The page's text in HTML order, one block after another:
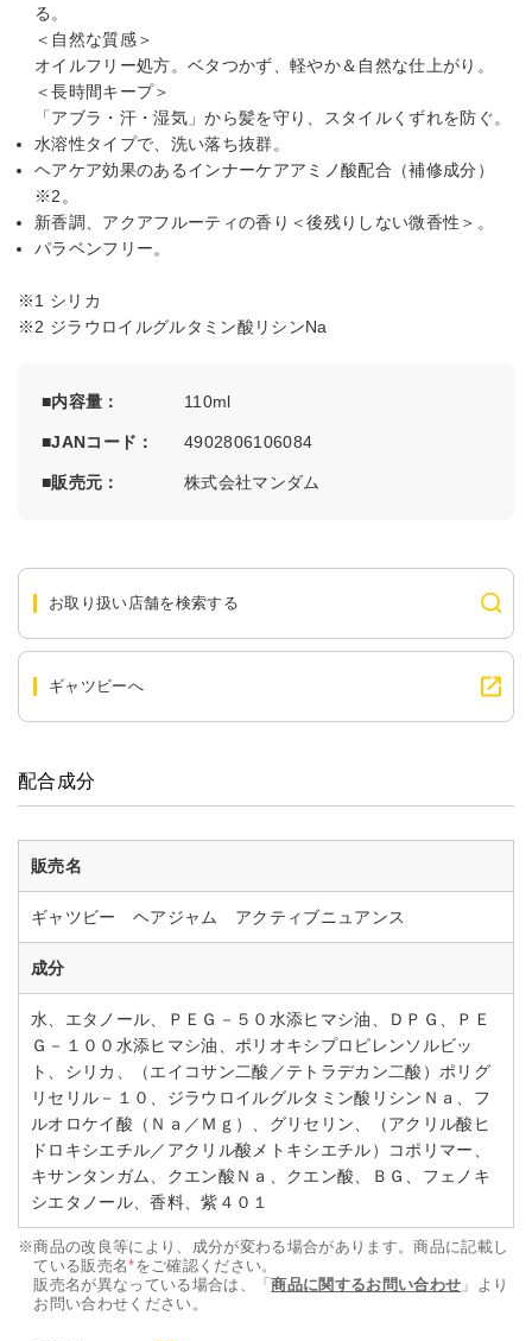
る。
＜自然な質感＞
オイルフリー処方。ベタつかず、軽やか＆自然な仕上がり。
＜長時間キープ＞
「アブラ・汗・湿気」から髪を守り、スタイルくずれを防ぐ。
水溶性タイプで、洗い落ち抜群。
ヘアケア効果のあるインナーケアアミノ酸配合（補修成分）
※2。
新香調、アクアフルーティの香り＜後残りしない微香性＞。
パラベンフリー。
※1 シリカ
※2 ジラウロイルグルタミン酸リシンNa
内容量 110ml
JANコード 4902806106084
販売元 株式会社マンダム
お取り扱い店舗を検索する
ギャツビーへ
配合成分
販売名
ギャツビー ヘアジャム アクティブニュアンス
成分
水、エタノール、ＰＥＧ－５０水添ヒマシ油、ＤＰＧ、ＰＥ
Ｇ－１００水添ヒマシ油、ポリオキシプロピレンソルビッ
ト、シリカ、（エイコサン二酸／テトラデカン二酸）ポリグ
リセリル－１０、ジラウロイルグルタミン酸リシンＮａ、フ
ルオロケイ酸（Ｎａ／Ｍｇ）、グリセリン、（アクリル酸ヒ
ドロキシエチル／アクリル酸メトキシエチル）コポリマー、
キサンタンガム、クエン酸Ｎａ、クエン酸、ＢＧ、フェノキ
シエタノール、香料、紫４０１
※商品の改良等により、成分が変わる場合があります。商品に記載し
ている販売名*をご確認ください。
販売名が異なっている場合は、「商品に関するお問い合わせ 」より
お問い合わせください。